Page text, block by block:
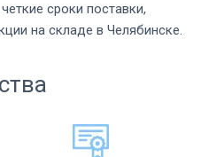
сроки поставки,
на складе в Челябинске.